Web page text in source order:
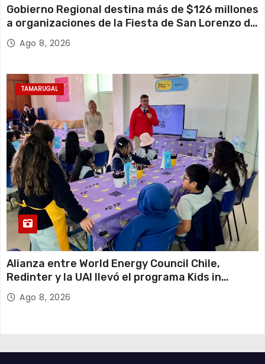
Gobierno Regional destina más de $126 millones
a organizaciones de la Fiesta de San Lorenzo de
Tarapacá
Ago 8, 2026
TAMARUGAL
Alianza entre World Energy Council Chile,
Redinter y la UAI llevó el programa Kids in
Energy a Arica y Pozo Almonte
Ago 8, 2026